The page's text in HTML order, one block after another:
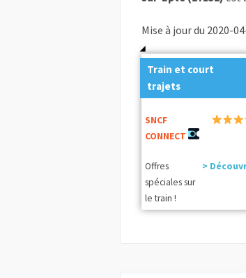
Mise à jour du 2020-
Train et court
trajets
SNCF
CONNECT
Offres
spéciales sur
le train !
>